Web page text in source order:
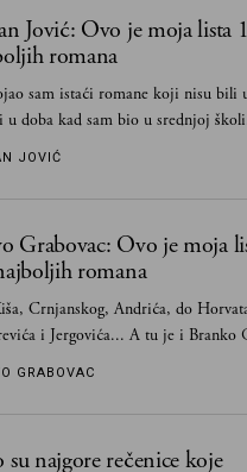
Jović: Ovo je moja lista
romana
sam istaći romane koji nisu bili
u doba kad sam bio u srednjoj
sam da su "klasici" već dovoljno
JOVIĆ
Grabovac: Ovo je moja
romana
Crnjanskog, Andrića, do
i Jergovića... A tu je i Branko
GRABOVAC
su najgore rečenice koje